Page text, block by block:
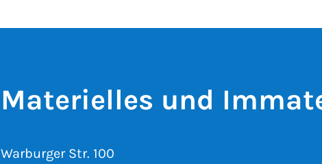
Materielles und
Warburger Str. 100